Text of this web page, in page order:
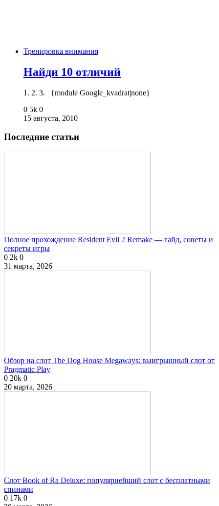
Тренировка внимания
Найди 10 отличий
1. 2. 3. {module Google_kvadrat|none}
0 5k 0
15 августа, 2010
Последние статьи
Полное прохождение Resident Evil 2 Remake — гайд, советы и
секреты игры
0 2k 0
31 марта, 2026
Обзор на слот The Dog House Megaways: выигрышный слот от
Pragmatic Play
0 20k 0
20 марта, 2026
Слот Book of Ra Deluxe: популярнейший слот с бесплатными
спинами
0 17k 0